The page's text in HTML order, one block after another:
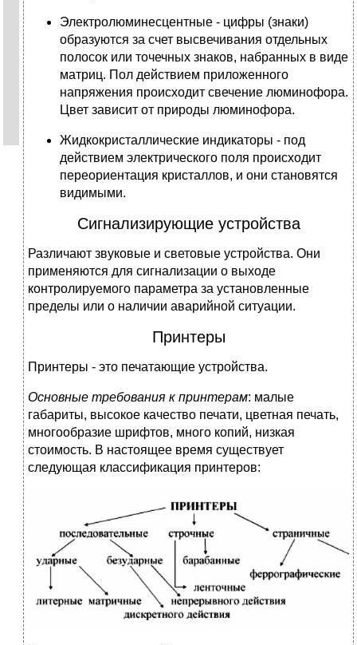
Электролюминесцентные - цифры (знаки)
образуются за счет высве­чивания отдельных
полосок или точечных знаков, набранных в виде
матриц. Пол действием приложенного
напряжения происходит свечение люминофора.
Цвет зависит от природы люминофора.
Жидкокристаллические индикаторы - под
действием электрического поля происходит
переориентация кристаллов, и они становятся
видимыми.
Сигнализирующие устройства
Различают звуковые и световые устройства. Они
применяются для сигна­лизации о выходе
контролируемого параметра за установленные
пределы или о наличии аварийной ситуации.
Принтеры
Принтеры - это печатающие устройства.
Основные требования к принтерам: малые
габариты, высокое качество печати, цветная печать,
многообразие шрифтов, много копий, низкая
стоимость. В настоящее время существует
следующая классификация принтеров: